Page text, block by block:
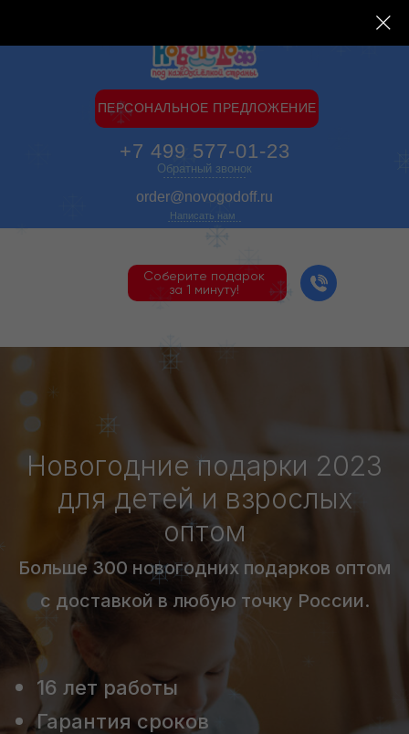
order@novogodoff.ru
Написать нам
+7 499 577-01-23
Обратный звонок
ПЕРСОНАЛЬНОЕ ПРЕДЛОЖЕНИЕ
Соберите подарок
за 1 минуту!
Новогодние подарки 2023
для детей и взрослых
оптом
Больше 300 новогодних подарков оптом
с доставкой в любую точку России.
16 лет работы
Гарантия сроков